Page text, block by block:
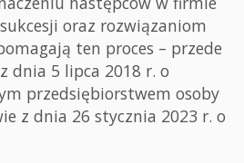
oraz rozwiązaniom
ten proces – przede
dnia 5 lipca 2018 r. o
przedsiębiorstwem osoby
z dnia 26 stycznia 2023 r. o